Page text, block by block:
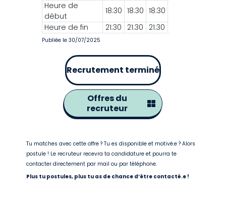
Heure de
début
18:30 18:30 18:30
Heure de fin
21:30 21:30 21:30
Publiée le 30/07/2025
Recrutement terminé
Offres du
recruteur
Tu matches avec cette offre ? Tu es disponible et motivé.e ? Alors
postule ! Le recruteur recevra ta candidature et pourra te
contacter directement par mail ou par téléphone.
Plus tu postules, plus tu as de chance d’être contacté.e !